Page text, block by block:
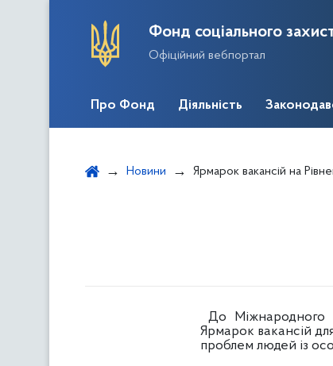
Фонд соціального
Офіційний вебпортал
Про Фонд Діяльність
Новини Ярмарок вакансій на
До Міжнародного
Ярмарок вакансій
проблем людей із